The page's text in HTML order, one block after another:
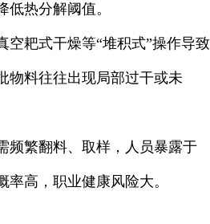
低热分解阈值。
空耙式干燥等“堆积式”操作导致
物料往往出现局部过干或未
频繁翻料、取样，人员暴露于
高，职业健康风险大。